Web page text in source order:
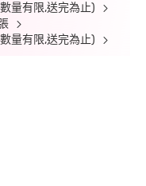
量有限,送完為止)
量有限,送完為止)